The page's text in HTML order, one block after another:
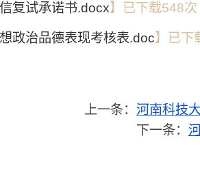
复试承诺书.docx】已下载548次
政治品德表现考核表.doc】已下
上一条： 河南科技
下一条：